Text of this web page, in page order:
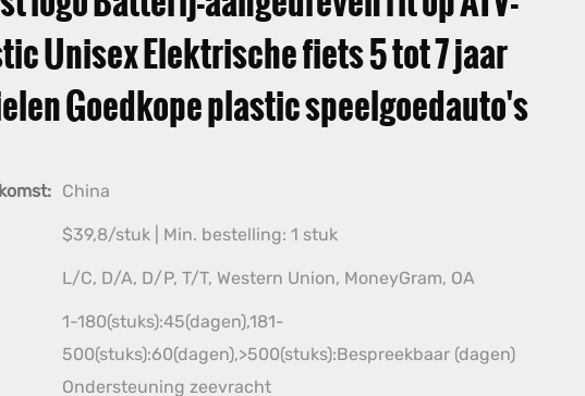
Unisex Elektrische fiets 5 tot 7 jaar
Goedkope plastic speelgoedauto's
China
$39,8/stuk | Min. bestelling: 1 stuk
L/C, D/A, D/P, T/T, Western Union, MoneyGram, OA
1-180(stuks):45(dagen),181-
500(stuks):60(dagen),>500(stuks):Bespreekbaar (dagen)
Ondersteuning zeevracht